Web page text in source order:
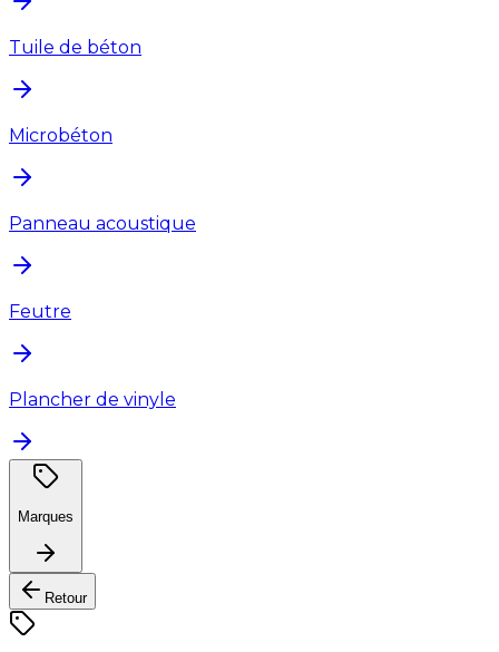
Tuile de béton
Microbéton
Panneau acoustique
Feutre
Plancher de vinyle
Marques
Retour